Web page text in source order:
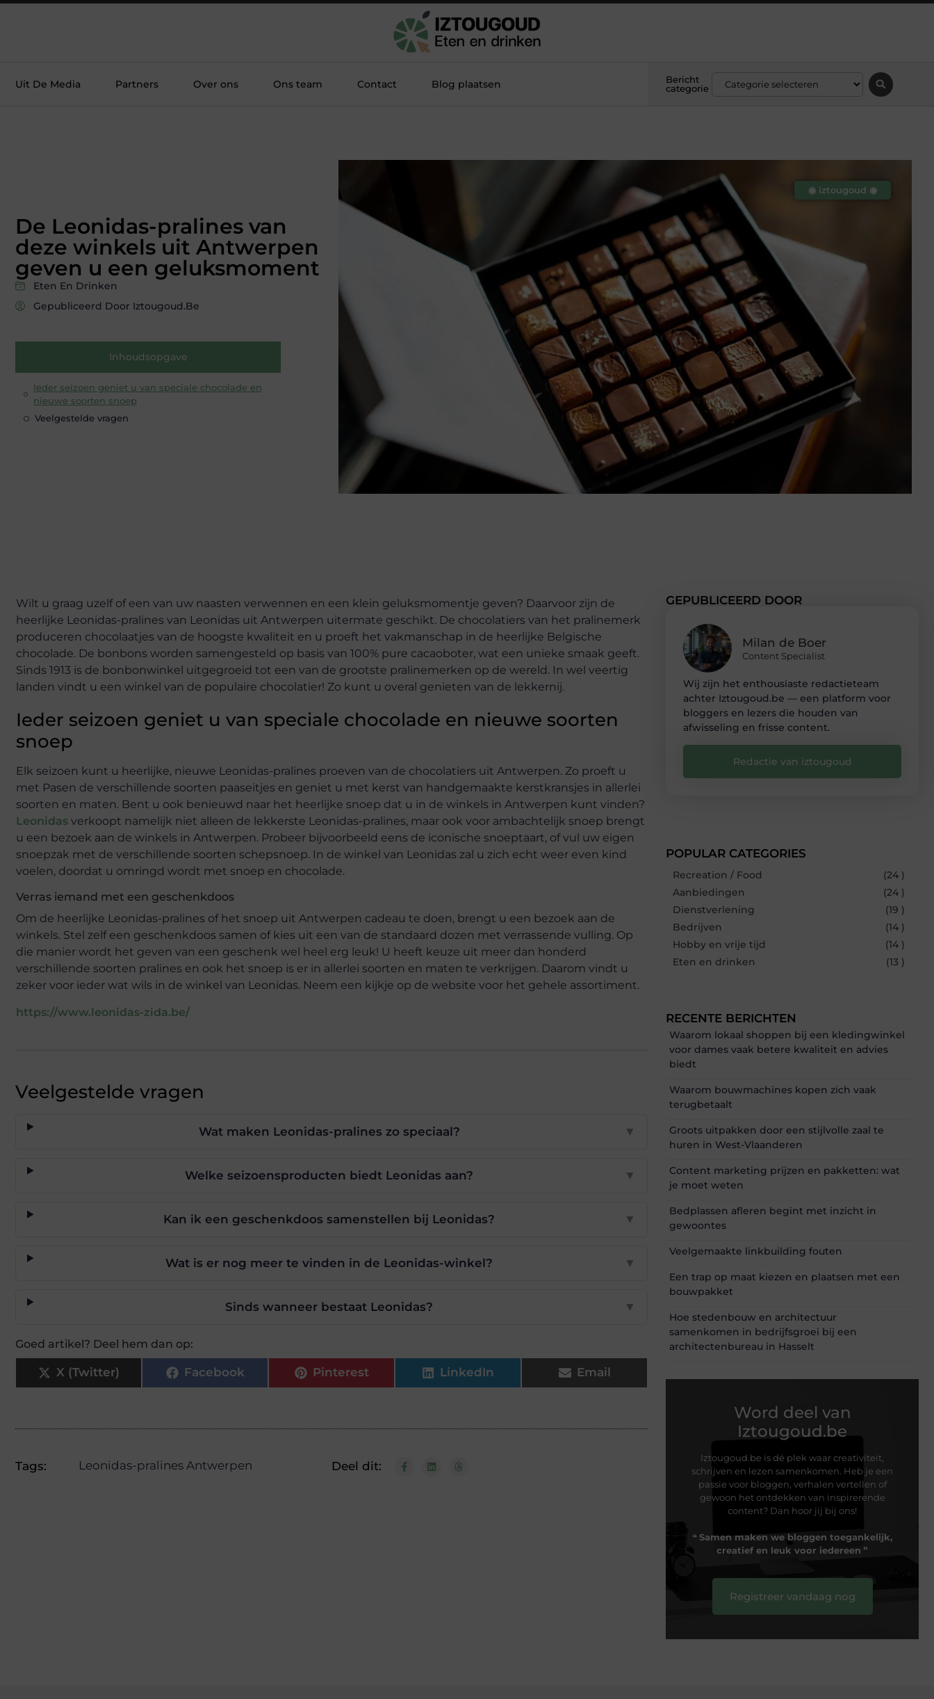
Uit De Media Partners Over ons Ons team Contact Blog plaatsen
Bericht
categorie
De Leonidas-pralines van
deze winkels uit Antwerpen
geven u een geluksmoment
Eten En Drinken
Gepubliceerd Door Iztougoud.be
Inhoudsopgave
Ieder seizoen geniet u van speciale chocolade en
nieuwe soorten snoep
Veelgestelde vragen
◉ iztougoud ◉
Wilt u graag uzelf of een van uw naasten verwennen en een klein geluksmomentje geven? Daarvoor zijn de
heerlijke Leonidas-pralines van Leonidas uit Antwerpen uitermate geschikt. De chocolatiers van het pralinemerk
produceren chocolaatjes van de hoogste kwaliteit en u proeft het vakmanschap in de heerlijke Belgische
chocolade. De bonbons worden samengesteld op basis van 100% pure cacaoboter, wat een unieke smaak geeft.
Sinds 1913 is de bonbonwinkel uitgegroeid tot een van de grootste pralinemerken op de wereld. In wel veertig
landen vindt u een winkel van de populaire chocolatier! Zo kunt u overal genieten van de lekkernij.
Ieder seizoen geniet u van speciale chocolade en nieuwe soorten
snoep
Elk seizoen kunt u heerlijke, nieuwe Leonidas-pralines proeven van de chocolatiers uit Antwerpen. Zo proeft u
met Pasen de verschillende soorten paaseitjes en geniet u met kerst van handgemaakte kerstkransjes in allerlei
soorten en maten. Bent u ook benieuwd naar het heerlijke snoep dat u in de winkels in Antwerpen kunt vinden?
Leonidas verkoopt namelijk niet alleen de lekkerste Leonidas-pralines, maar ook voor ambachtelijk snoep brengt
u een bezoek aan de winkels in Antwerpen. Probeer bijvoorbeeld eens de iconische snoeptaart, of vul uw eigen
snoepzak met de verschillende soorten schepsnoep. In de winkel van Leonidas zal u zich echt weer even kind
voelen, doordat u omringd wordt met snoep en chocolade.
Verras iemand met een geschenkdoos
Om de heerlijke Leonidas-pralines of het snoep uit Antwerpen cadeau te doen, brengt u een bezoek aan de
winkels. Stel zelf een geschenkdoos samen of kies uit een van de standaard dozen met verrassende vulling. Op
die manier wordt het geven van een geschenk wel heel erg leuk! U heeft keuze uit meer dan honderd
verschillende soorten pralines en ook het snoep is er in allerlei soorten en maten te verkrijgen. Daarom vindt u
zeker voor ieder wat wils in de winkel van Leonidas. Neem een kijkje op de website voor het gehele assortiment.
https://www.leonidas-zida.be/
Veelgestelde vragen
Wat maken Leonidas-pralines zo speciaal? ▼
Welke seizoensproducten biedt Leonidas aan? ▼
Kan ik een geschenkdoos samenstellen bij Leonidas? ▼
Wat is er nog meer te vinden in de Leonidas-winkel? ▼
Sinds wanneer bestaat Leonidas? ▼
Goed artikel? Deel hem dan op:
X (Twitter) Facebook Pinterest LinkedIn Email
Tags: Leonidas-pralines Antwerpen Deel dit:
GEPUBLICEERD DOOR
Milan de Boer
Content Specialist
Wij zijn het enthousiaste redactieteam
achter Iztougoud.be — een platform voor
bloggers en lezers die houden van
afwisseling en frisse content.
Redactie van iztougoud
POPULAR CATEGORIES
Recreation / Food
(24 )
Aanbiedingen
(24 )
Dienstverlening
(19 )
Bedrijven
(14 )
Hobby en vrije tijd
(14 )
Eten en drinken
(13 )
RECENTE BERICHTEN
Waarom lokaal shoppen bij een kledingwinkel
voor dames vaak betere kwaliteit en advies
biedt
Waarom bouwmachines kopen zich vaak
terugbetaalt
Groots uitpakken door een stijlvolle zaal te
huren in West-Vlaanderen
Content marketing prijzen en pakketten: wat
je moet weten
Bedplassen afleren begint met inzicht in
gewoontes
Veelgemaakte linkbuilding fouten
Een trap op maat kiezen en plaatsen met een
bouwpakket
Hoe stedenbouw en architectuur
samenkomen in bedrijfsgroei bij een
architectenbureau in Hasselt
Word deel van
Iztougoud.be
Iztougoud.be is dé plek waar creativiteit,
schrijven en lezen samenkomen. Heb je een
passie voor bloggen, verhalen vertellen of
gewoon het ontdekken van inspirerende
content? Dan hoor jij bij ons!
❝ Samen maken we bloggen toegankelijk,
creatief en leuk voor iedereen ❞
Registreer vandaag nog